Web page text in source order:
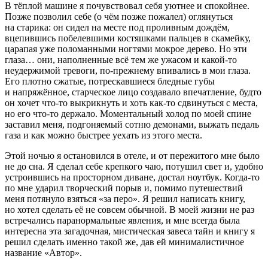
В тёплой машине я почувствовал себя уютнее и спокойнее.
Позже позволил себе (о чём позже пожалел) оглянуться
на старика: он сидел на месте под проливным дождём,
вцепившись побелевшими костяшками пальцев в скамейку,
царапая уже поломанными ногтями мокрое дерево. Но эти
глаза… они, наполненные всё тем же ужасом и какой-то
неудержимой тревоги, по-прежнему впивались в мои глаза.
Его плотно сжатые, потрескавшиеся бледные губы
и напряжённое, старческое лицо создавало впечатление, будто
он хочет что-то выкрикнуть и хоть как-то сдвинуться с места,
но его что-то держало. Моментальный холод по моей спине
заставил меня, подгоняемый сотню демонами, выжать педаль
газа и как можно быстрее уехать из этого места.
Этой ночью я остановился в отеле, и от пережитого мне было
не до сна. Я сделал себе крепкого чаю, потушил свет и, удобно
устроившись на просторном диване, достал ноутбук. Когда-то
по мне ударил творческий порыв и, помимо путешествий
меня потянуло взяться «за перо». Я решил написать книгу,
но хотел сделать её не совсем обычной. В моей жизни не раз
встречались паранормальные явления, и мне всегда была
интересна эта загадочная, мистическая завеса тайн и книгу я
решил сделать именно такой же, дав ей минималистичное
название «Автор».